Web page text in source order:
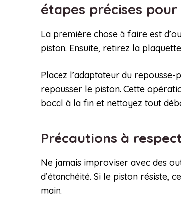
étapes précises
La première chose à faire est
piston. Ensuite, retirez la
Placez l’adaptateur du
repousser le piston. Cette
bocal à la fin et nettoyez tout
Précautions à
Ne jamais improviser avec des
d’étanchéité. Si le piston résiste,
main.